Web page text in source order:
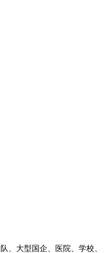
、大型国企、医院、学校、